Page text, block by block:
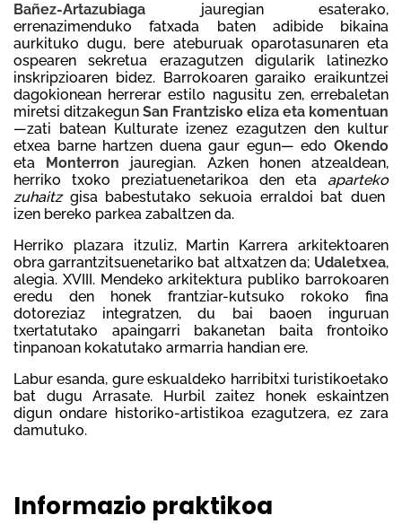
Bañez-Artazubiaga jauregian esaterako,
errenazimenduko fatxada baten adibide bikaina
aurkituko dugu, bere ateburuak oparotasunaren eta
ospearen sekretua erazagutzen digularik latinezko
inskripzioaren bidez. Barrokoaren garaiko eraikuntzei
dagokionean herrerar estilo nagusitu zen, errebaletan
miretsi ditzakegun San Frantzisko eliza eta komentuan
—zati batean Kulturate izenez ezagutzen den kultur
etxea barne hartzen duena gaur egun— edo Okendo
eta Monterron jauregian. Azken honen atzealdean,
herriko txoko preziatuenetarikoa den eta aparteko
zuhaitzgisa babestutako sekuoia erraldoi bat duen
izen bereko parkea zabaltzen da.
Herriko plazara itzuliz, Martin Karrera arkitektoaren
obra garrantzitsuenetariko bat altxatzen da; Udaletxea,
alegia. XVIII. Mendeko arkitektura publiko barrokoaren
eredu den honek frantziar-kutsuko rokoko fina
dotoreziaz integratzen, du bai baoen inguruan
txertatutako apaingarri bakanetan baita frontoiko
tinpanoan kokatutako armarria handian ere.
Labur esanda, gure eskualdeko harribitxi turistikoetako
bat dugu Arrasate. Hurbil zaitez honek eskaintzen
digun ondare historiko-artistikoa ezagutzera, ez zara
damutuko.
Informazio praktikoa